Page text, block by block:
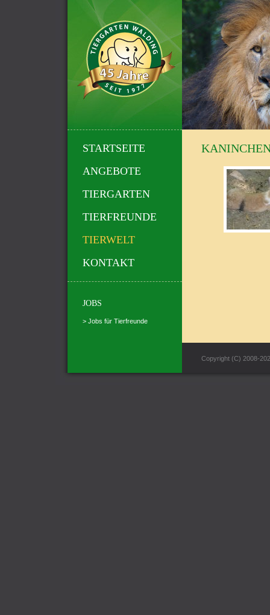
STARTSEITE
ANGEBOTE
TIERGARTEN
TIERFREUNDE
TIERWELT
KONTAKT
JOBS
> Jobs für Tierfreunde
Copyright (C) 2008-